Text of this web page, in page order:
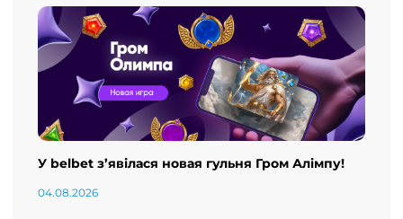
У belbet з’явілася новая гульня Гром Алімпу!
04.08.2026